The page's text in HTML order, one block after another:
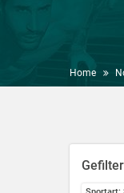
Home